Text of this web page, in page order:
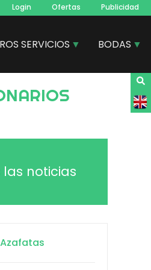
Login Ofertas Publicidad
SERVICIOS BODAS
noticias